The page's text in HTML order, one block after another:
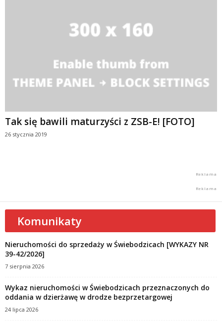
Tak się bawili maturzyści z ZSB-E! [FOTO]
26 stycznia 2019
Komunikaty
Nieruchomości do sprzedaży w Świebodzicach [WYKAZY NR
39-42/2026]
7 sierpnia 2026
Wykaz nieruchomości w Świebodzicach przeznaczonych do
oddania w dzierżawę w drodze bezprzetargowej
24 lipca 2026